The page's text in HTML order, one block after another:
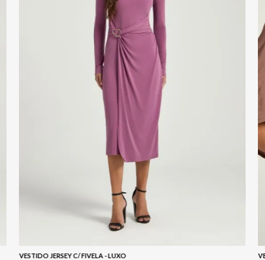
VESTIDO JERSEY C/ FIVELA - LUXO